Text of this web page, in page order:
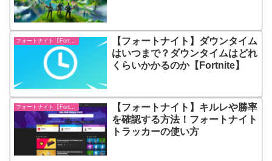
【フォートナイト】ダウンタイム
はいつまで？ダウンタイムはどれ
くらいかかるのか【Fortnite】
フォートナイト【Fortnite】
【フォートナイト】キルレや勝率
を確認する方法！フォートナイト
トラッカーの使い方